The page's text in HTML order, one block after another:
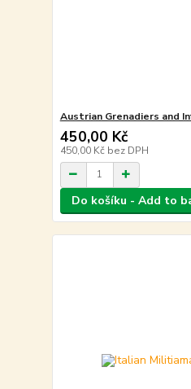
Austrian Grenadiers and
450,00 Kč
450,00 Kč bez DPH
Do košíku - Add to